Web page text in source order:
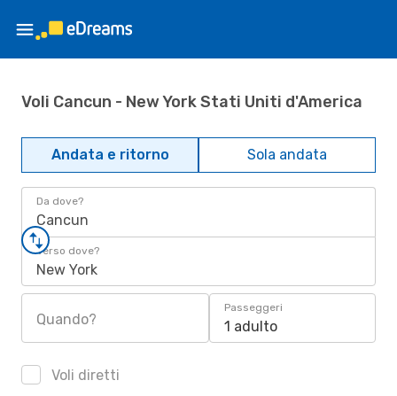
Voli Cancun - New York Stati Uniti d'America
Andata e ritorno Sola andata
Da dove?
Cancun
Verso dove?
New York
Quando?
Passeggeri
1 adulto
Voli diretti